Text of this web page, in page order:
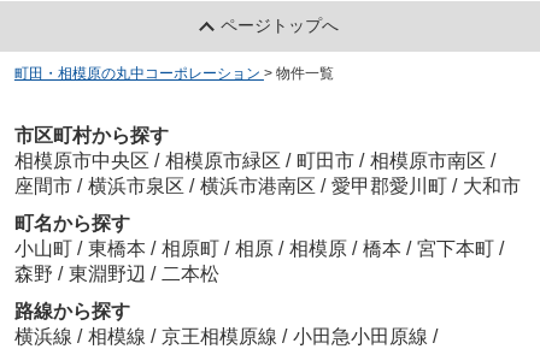
ページトップへ
町田・相模原の丸中コーポレーション > 物件一覧
市区町村から探す
相模原市中央区 / 相模原市緑区 / 町田市 / 相模原市南区 /
座間市 / 横浜市泉区 / 横浜市港南区 / 愛甲郡愛川町 / 大和市
町名から探す
小山町 / 東橋本 / 相原町 / 相原 / 相模原 / 橋本 / 宮下本町 /
森野 / 東淵野辺 / 二本松
路線から探す
横浜線 / 相模線 / 京王相模原線 / 小田急小田原線 /